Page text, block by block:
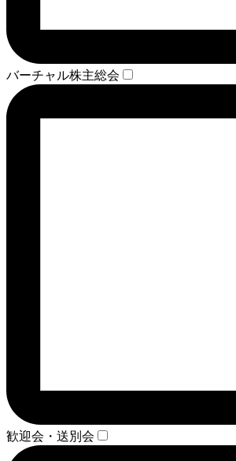
バーチャル株主総会
歓迎会・送別会